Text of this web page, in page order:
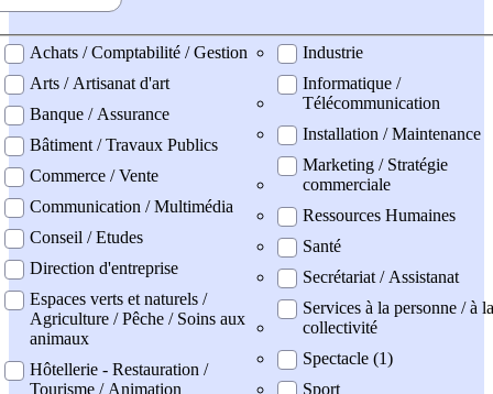
professionel
Achats / Comptabilité / Gestion
Arts / Artisanat d'art
Banque / Assurance
Bâtiment / Travaux Publics
Commerce / Vente
Communication / Multimédia
Conseil / Etudes
Direction d'entreprise
Espaces verts et naturels /
Agriculture / Pêche / Soins aux
animaux
Hôtellerie - Restauration /
Tourisme / Animation
Industrie
Informatique /
Télécommunication
Installation / Maintenance
Marketing / Stratégie
commerciale
Ressources Humaines
Santé
Secrétariat / Assistanat
Services à la personne / à la
collectivité
Spectacle (1)
Sport